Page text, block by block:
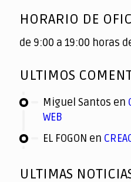
HORARIO DE
de 9:00 a 19:00 horas
ULTIMOS
Miguel Santos en
WEB
EL FOGON en
ULTIMAS